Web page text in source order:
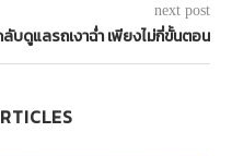
next post
บดูแลรถเงาฉ่ำ เพียงไม่กี่ขั้นตอน